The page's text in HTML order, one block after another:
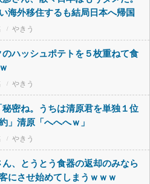
海外移住するも結局日本へ帰国
やきう
のハッシュポテトを５枚重ねて食
やきう
密ね。うちは清原君を単独１位
」清原「へへへｗ」
やきう
ん、とうとう食器の返却のみなら
にさせ始めてしまうｗｗｗ